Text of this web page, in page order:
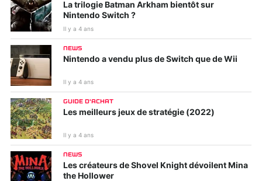
La trilogie Batman Arkham bientôt sur
Nintendo Switch ?
Il y a 4 ans
NEWS
Nintendo a vendu plus de Switch que de Wii
Il y a 4 ans
GUIDE D'ACHAT
Les meilleurs jeux de stratégie (2022)
Il y a 4 ans
NEWS
Les créateurs de Shovel Knight dévoilent Mina
the Hollower